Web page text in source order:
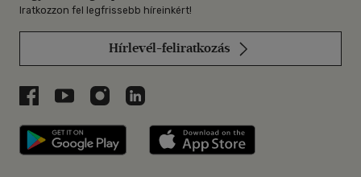
Iratkozzon fel legfrissebb híreinkért!
Hírlevél-feliratkozás
Libri a Facebookon
Libri a Youtube-on
Libri az Instagramon
Libri a LinkedInen
Libri applikáció Szerezd meg: Google